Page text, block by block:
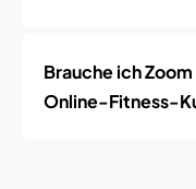
Brauche ich
Online-Fitness-